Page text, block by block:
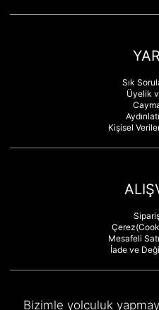
Sık
Üyelik
Kişisel
Mesafeli
İade ve
Bizimle yolculuk